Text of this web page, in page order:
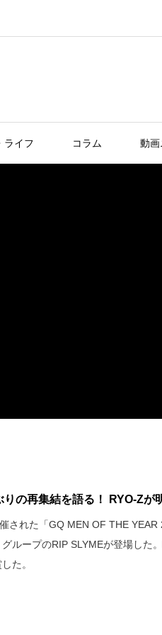
ライフ コラム 動画
りの再集結を語る！ RYO-Zが
された「GQ MEN OF THE
ループのRIP SLYMEが登場した
た。